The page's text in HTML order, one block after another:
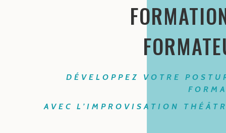
DÉVELOPPEZ VOTRE
AVEC L’IMPROVISATION